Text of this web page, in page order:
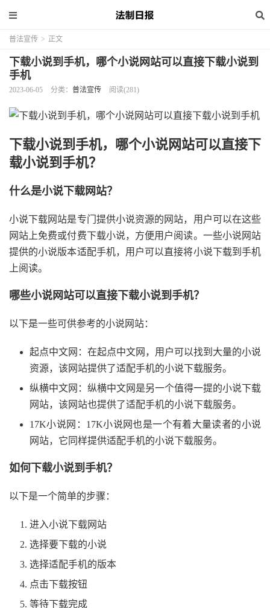
普法宣传 > 正文
下载小说到手机，哪个小说网站可以直接下载小说到
手机
2023-06-05 分类： 普法宣传 阅读(281)
下载小说到手机，哪个小说网站可以直接下
载小说到手机？
什么是小说下载网站？
小说下载网站是专门提供小说资源的网站，用户可以在这些
网站上免费或付费下载小说，方便用户阅读。一些小说网站
提供的小说版本适配手机，用户可以直接将小说下载到手机
上阅读。
哪些小说网站可以直接下载小说到手机？
以下是一些可供参考的小说网站：
起点中文网：在起点中文网，用户可以找到大量的小说
资源，该网站提供了适配手机的小说下载服务。
纵横中文网：纵横中文网是另一个值得一提的小说下载
网站，该网站也提供了适配手机的小说下载服务。
17K小说网：17K小说网也是一个有着大量读者的小说
网站，它同样提供适配手机的小说下载服务。
如何下载小说到手机？
以下是一个简单的步骤：
进入小说下载网站
选择要下载的小说
选择适配手机的版本
点击下载按钮
等待下载完成